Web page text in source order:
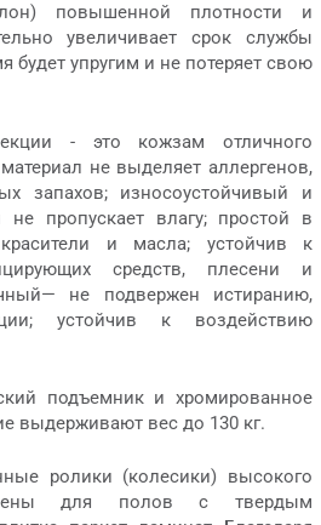
повышенной плотности и
увеличивает срок службы
будет упругим и не потеряет свою
- это кожзам отличного
не выделяет аллергенов,
запахов; износоустойчивый и
пропускает влагу; простой в
и масла; устойчив к
средств, плесени и
не подвержен истиранию,
устойчив к воздействию
подъемник и хромированное
выдерживают вес до 130 кг.
ролики (колесики) высокого
для полов с твердым